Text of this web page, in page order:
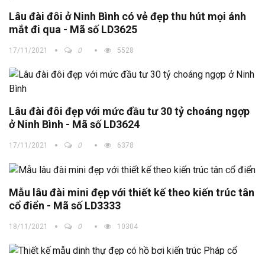
Lâu đài đôi ở Ninh Bình có vẻ đẹp thu hút mọi ánh
mắt đi qua - Mã số LD3625
17/11/2021 0 5528
Lâu đài đôi đẹp với mức đầu tư 30 tỷ choáng ngợp
ở Ninh Bình - Mã số LD3624
17/11/2021 0 6378
Mẫu lâu đài mini đẹp với thiết kế theo kiến trúc tân
cổ điển - Mã số LD3333
18/11/2021 0 10304